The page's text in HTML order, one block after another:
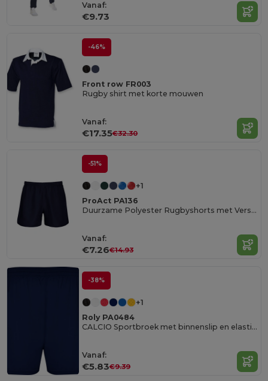
Vanaf:
€9.73
-46%
Front row FR003
Rugby shirt met korte mouwen
Vanaf:
€17.35€32.30
-51%
+1
ProAct PA136
Duurzame Polyester Rugbyshorts met Verstevigde Stiksels
Vanaf:
€7.26€14.93
-38%
+1
Roly PA0484
CALCIO Sportbroek met binnenslip en elastische tailleband met koord
Vanaf:
€5.83€9.39